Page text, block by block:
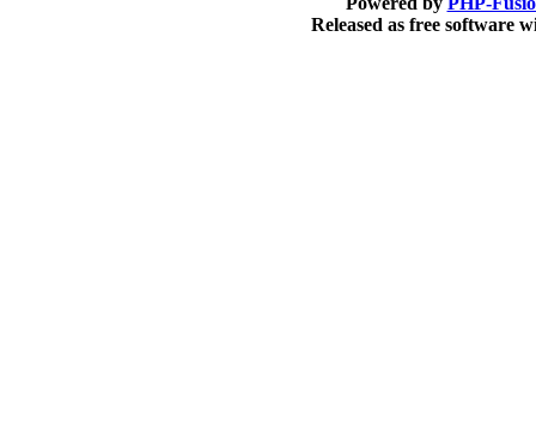
Released as free software